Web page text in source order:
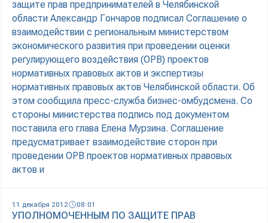
защите прав предпринимателей в Челябинской
области Александр Гончаров подписал Соглашение о
взаимодействии с региональным министерством
экономического развития при проведении оценки
регулирующего воздействия (ОРВ) проектов
нормативных правовых актов и экспертизы
нормативных правовых актов Челябинской области. Об
этом сообщила пресс-служба бизнес-омбудсмена. Со
стороны министерства подпись под документом
поставила его глава Елена Мурзина. Соглашение
предусматривает взаимодействие сторон при
проведении ОРВ проектов нормативных правовых
актов и
11 декабря 2012 08:01
УПОЛНОМОЧЕННЫМ ПО ЗАЩИТЕ ПРАВ